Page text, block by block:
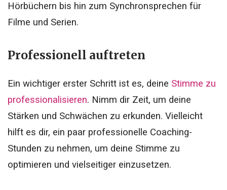
Hörbüchern bis hin zum Synchronsprechen für
Filme und Serien.
Professionell auftreten
Ein wichtiger erster Schritt ist es, deine Stimme zu
professionalisieren. Nimm dir Zeit, um deine
Stärken und Schwächen zu erkunden. Vielleicht
hilft es dir, ein paar professionelle Coaching-
Stunden zu nehmen, um deine Stimme zu
optimieren und vielseitiger einzusetzen.